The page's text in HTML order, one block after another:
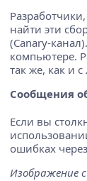
найти эти
(Canary-
компьютере.
так же, как и
Сообщения
Если вы
ошибках через
Изображение